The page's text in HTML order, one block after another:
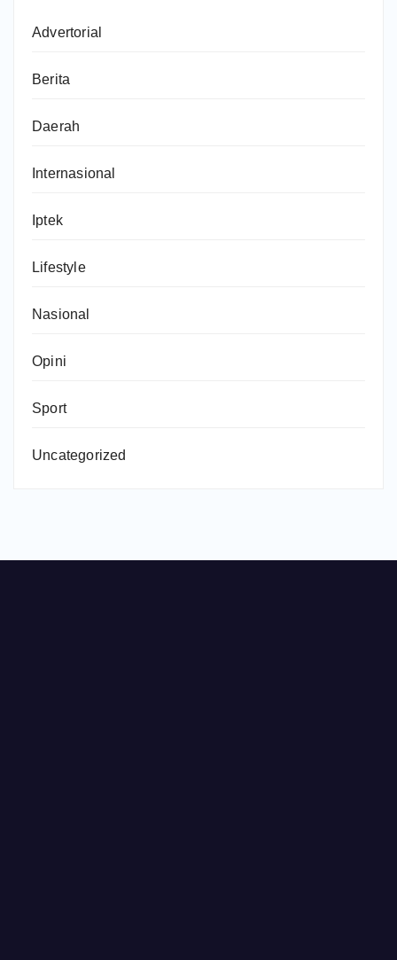
Advertorial
Berita
Daerah
Internasional
Iptek
Lifestyle
Nasional
Opini
Sport
Uncategorized